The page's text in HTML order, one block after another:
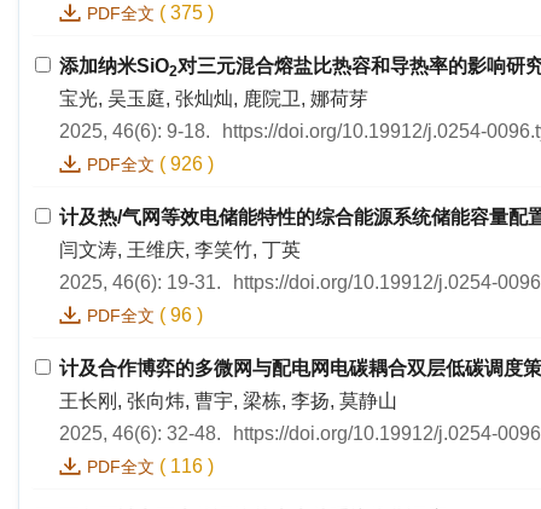
PDF全文 ( 375 )
添加纳米SiO2对三元混合熔盐比热容和导热率的影响研
宝光, 吴玉庭, 张灿灿, 鹿院卫, 娜荷芽
2025, 46(6): 9-18.
https://doi.org/10.19912/j.0254-
PDF全文 ( 926 )
计及热/气网等效电储能特性的综合能源系统储能容量配
闫文涛, 王维庆, 李笑竹, 丁英
2025, 46(6): 19-31.
https://doi.org/10.19912/j.0254-
PDF全文 ( 96 )
计及合作博弈的多微网与配电网电碳耦合双层低碳调度
王长刚, 张向炜, 曹宇, 梁栋, 李扬, 莫静山
2025, 46(6): 32-48.
https://doi.org/10.19912/j.0254-
PDF全文 ( 116 )